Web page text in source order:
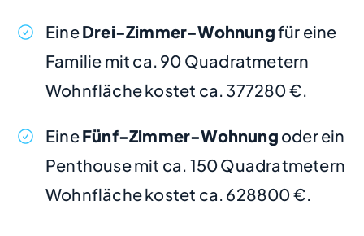
EineDrei-Zimmer-Wohnungfür eine
Familie mit ca. 90 Quadratmetern
Wohnfläche kostet ca. 377280 €.
EineFünf-Zimmer-Wohnung oder ein
Penthouse mit ca. 150 Quadratmetern
Wohnfläche kostet ca. 628800 €.